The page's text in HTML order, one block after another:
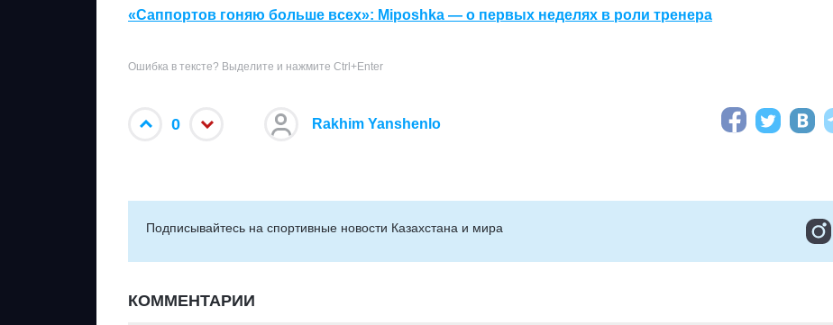
«Саппортов гоняю больше всех»: Miposhka — о первых неделях в роли тренера
Ошибка в тексте? Выделите и нажмите Ctrl+Enter
0 Rakhim Yanshenlo
Подписывайтесь на cпортивные новости Казахстана и мира
КОММЕНТАРИИ